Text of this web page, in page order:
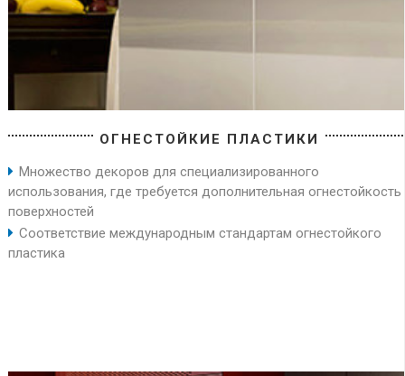
ОГНЕСТОЙКИЕ ПЛАСТИКИ
Множество декоров для специализированного
использования, где требуется дополнительная огнестойкость
поверхностей
Соответствие международным стандартам огнестойкого
пластика